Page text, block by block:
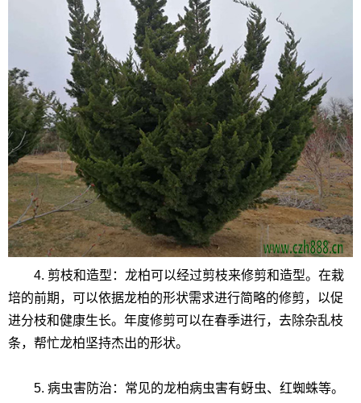
4. 剪枝和造型：龙柏可以经过剪枝来修剪和造型。在栽
培的前期，可以依据龙柏的形状需求进行简略的修剪，以促
进分枝和健康生长。年度修剪可以在春季进行，去除杂乱枝
条，帮忙龙柏坚持杰出的形状。
5. 病虫害防治：常见的龙柏病虫害有蚜虫、红蜘蛛等。